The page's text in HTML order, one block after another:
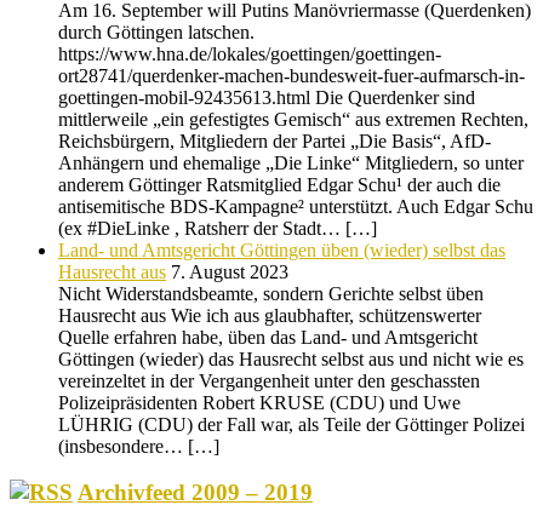
Am 16. September will Putins Manövriermasse (Querdenken)
durch Göttingen latschen.
https://www.hna.de/lokales/goettingen/goettingen-
ort28741/querdenker-machen-bundesweit-fuer-aufmarsch-in-
goettingen-mobil-92435613.html Die Querdenker sind
mittlerweile „ein gefestigtes Gemisch“ aus extremen Rechten,
Reichsbürgern, Mitgliedern der Partei „Die Basis“, AfD-
Anhängern und ehemalige „Die Linke“ Mitgliedern, so unter
anderem Göttinger Ratsmitglied Edgar Schu¹ der auch die
antisemitische BDS-Kampagne² unterstützt. Auch Edgar Schu
(ex #DieLinke , Ratsherr der Stadt… […]
Land- und Amtsgericht Göttingen üben (wieder) selbst das
Hausrecht aus 7. August 2023
Nicht Widerstandsbeamte, sondern Gerichte selbst üben
Hausrecht aus Wie ich aus glaubhafter, schützenswerter
Quelle erfahren habe, üben das Land- und Amtsgericht
Göttingen (wieder) das Hausrecht selbst aus und nicht wie es
vereinzeltet in der Vergangenheit unter den geschassten
Polizeipräsidenten Robert KRUSE (CDU) und Uwe
LÜHRIG (CDU) der Fall war, als Teile der Göttinger Polizei
(insbesondere… […]
Archivfeed 2009 – 2019